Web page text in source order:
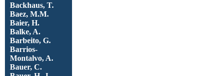
Backhaus, T.
Baez, M.M.
Baier, H.
Balke, A.
Barbeito, G.
Barrios-
Montalvo, A.
Bauer, C.